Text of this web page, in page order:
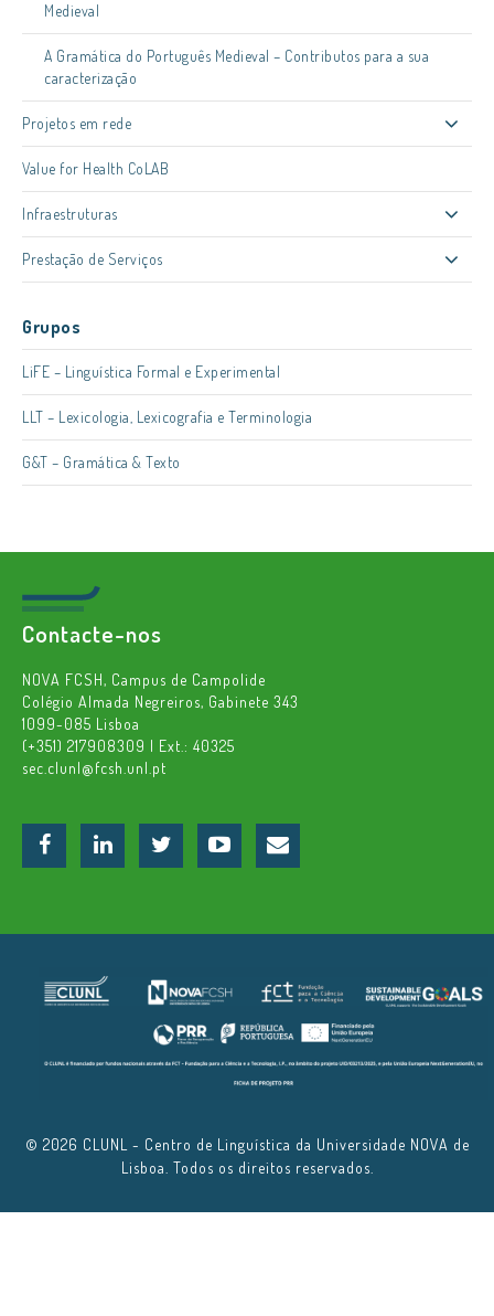
Medieval
A Gramática do Português Medieval – Contributos para a sua
caracterização
Projetos em rede
Value for Health CoLAB
Infraestruturas
Prestação de Serviços
Grupos
LiFE – Linguística Formal e Experimental
LLT – Lexicologia, Lexicografia e Terminologia
G&T – Gramática & Texto
Contacte-nos
NOVA FCSH, Campus de Campolide
Colégio Almada Negreiros, Gabinete 343
1099-085 Lisboa
(+351) 217908309 | Ext.: 40325
sec.clunl@fcsh.unl.pt
© 2026 CLUNL - Centro de Linguística da Universidade NOVA de
Lisboa. Todos os direitos reservados.